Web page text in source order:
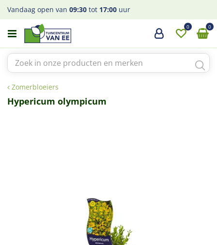
a
Zomerbloeiers
Vandaag open van 09:30 tot 17:00 uur
Hypericum olympicum